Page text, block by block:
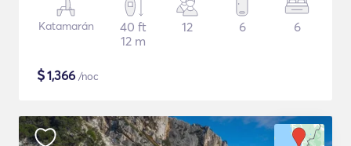
Katamarán
40 ft
12 m
12 6 6
$1,366 /noc